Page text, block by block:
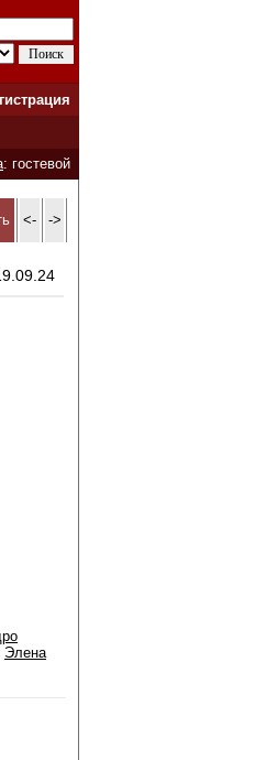
: гостевой
<- ->
Элена